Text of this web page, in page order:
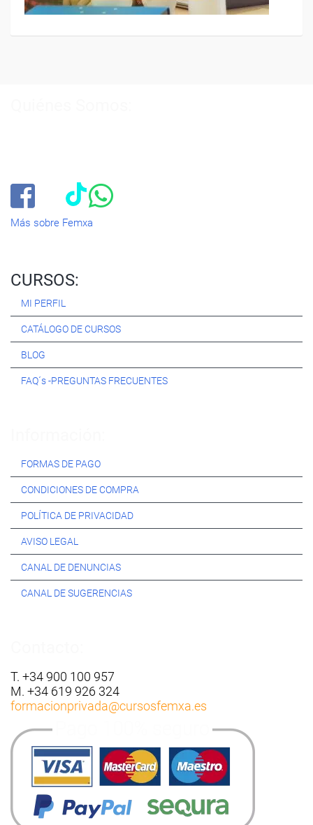
Más sobre Femxa
CURSOS:
MI PERFIL
CATÁLOGO DE CURSOS
BLOG
FAQ´s -PREGUNTAS FRECUENTES
FORMAS DE PAGO
CONDICIONES DE COMPRA
POLÍTICA DE PRIVACIDAD
AVISO LEGAL
CANAL DE DENUNCIAS
CANAL DE SUGERENCIAS
T. +34 900 100 957
M. +34 619 926 324
formacionprivada@cursosfemxa.es